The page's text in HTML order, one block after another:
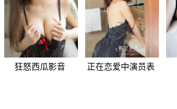
狂怒西瓜影音 正在恋爱中演员表